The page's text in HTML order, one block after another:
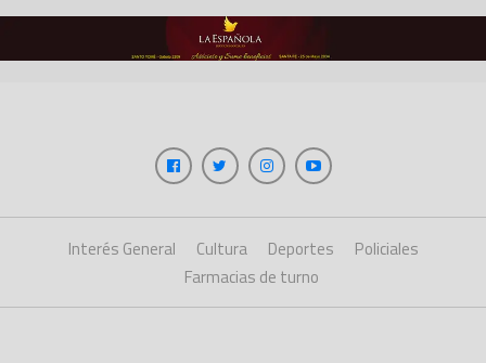
Interés General Cultura Deportes
Policiales
Farmacias de turno